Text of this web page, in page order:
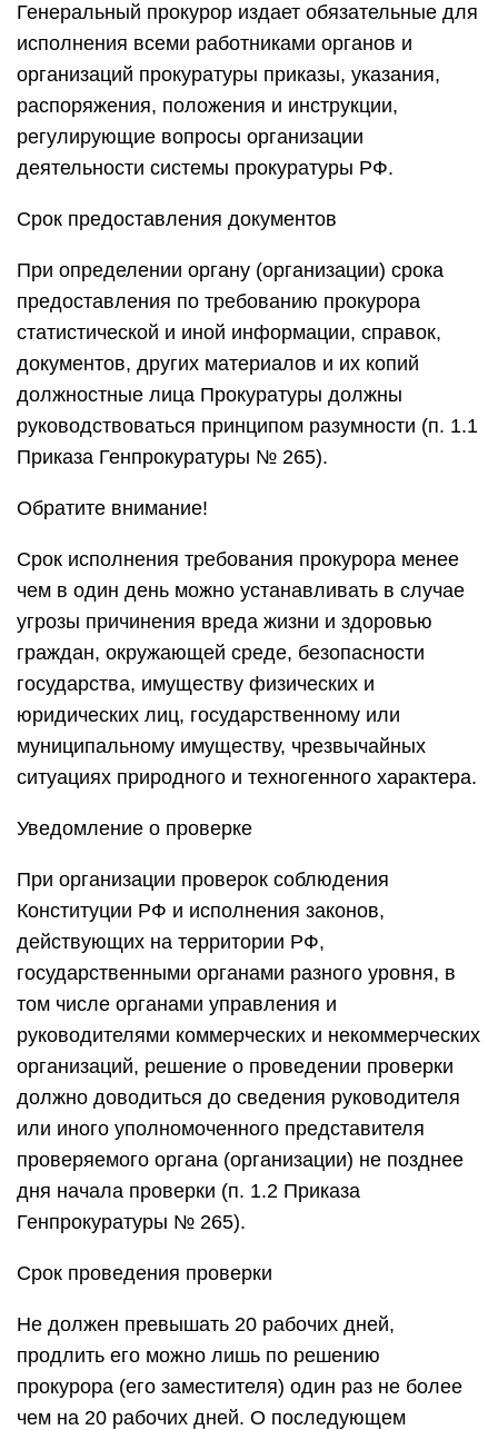
Генеральный прокурор издает обязательные для
исполнения всеми работниками органов и
организаций прокуратуры приказы, указания,
распоряжения, положения и инструкции,
регулирующие вопросы организации
деятельности системы прокуратуры РФ.
Срок предоставления документов
При определении органу (организации) срока
предоставления по требованию прокурора
статистической и иной информации, справок,
документов, других материалов и их копий
должностные лица Прокуратуры должны
руководствоваться принципом разумности (п. 1.1
Приказа Генпрокуратуры № 265).
Обратите внимание!
Срок исполнения требования прокурора менее
чем в один день можно устанавливать в случае
угрозы причинения вреда жизни и здоровью
граждан, окружающей среде, безопасности
государства, имуществу физических и
юридических лиц, государственному или
муниципальному имуществу, чрезвычайных
ситуациях природного и техногенного характера.
Уведомление о проверке
При организации проверок соблюдения
Конституции РФ и исполнения законов,
действующих на территории РФ,
государственными органами разного уровня, в
том числе органами управления и
руководителями коммерческих и некоммерческих
организаций, решение о проведении проверки
должно доводиться до сведения руководителя
или иного уполномоченного представителя
проверяемого органа (организации) не позднее
дня начала проверки (п. 1.2 Приказа
Генпрокуратуры № 265).
Срок проведения проверки
Не должен превышать 20 рабочих дней,
продлить его можно лишь по решению
прокурора (его заместителя) один раз не более
чем на 20 рабочих дней. О последующем